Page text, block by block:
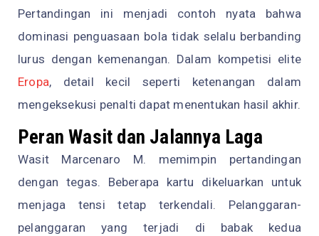
Pertandingan ini menjadi contoh nyata bahwa
dominasi penguasaan bola tidak selalu berbanding
lurus dengan kemenangan. Dalam kompetisi elite
Eropa, detail kecil seperti ketenangan dalam
mengeksekusi penalti dapat menentukan hasil akhir.
Peran Wasit dan Jalannya Laga
Wasit Marcenaro M. memimpin pertandingan
dengan tegas. Beberapa kartu dikeluarkan untuk
menjaga tensi tetap terkendali. Pelanggaran-
pelanggaran yang terjadi di babak kedua